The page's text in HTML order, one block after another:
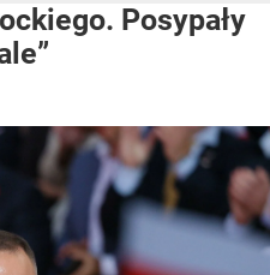
Posypały